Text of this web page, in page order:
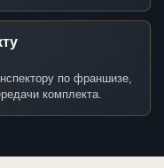
по франшизе,
комплекта.